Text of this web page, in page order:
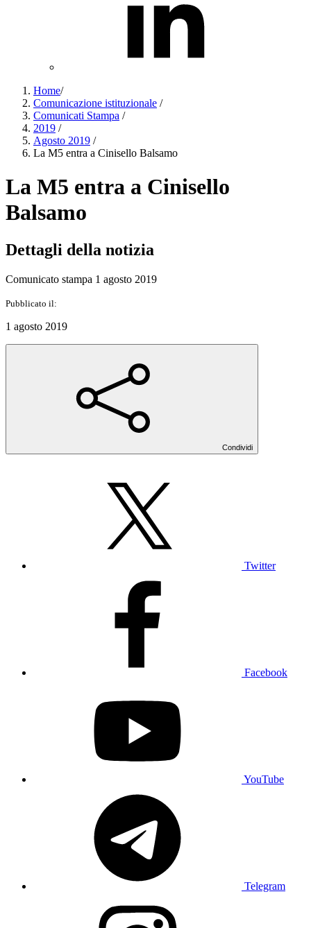
Home/
Comunicazione istituzionale /
Comunicati Stampa /
2019 /
Agosto 2019 /
La M5 entra a Cinisello Balsamo
La M5 entra a Cinisello
Balsamo
Dettagli della notizia
Comunicato stampa 1 agosto 2019
Pubblicato il:
1 agosto 2019
Condividi
Twitter
Facebook
YouTube
Telegram